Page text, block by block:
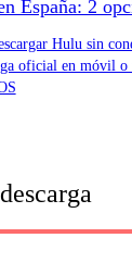
España: 2
Hulu sin
oficial en móvil